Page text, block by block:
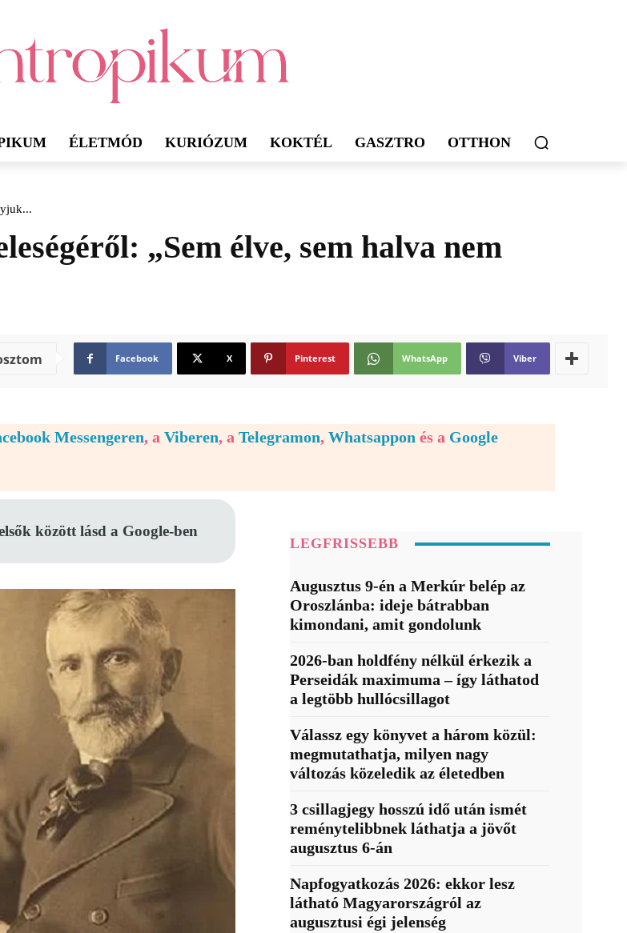
ÉLETMÓD KURIÓZUM KOKTÉL GASZTRO OTTHON
„Sem élve, sem halva nem
Facebook X Pinterest WhatsApp Viber
Messengeren, a Viberen, a Telegramon, Whatsappon és a Google
között lásd a Google-ben
LEGFRISSEBB
Augusztus 9-én a Merkúr belép az
Oroszlánba: ideje bátrabban
kimondani, amit gondolunk
2026-ban holdfény nélkül érkezik a
Perseidák maximuma – így láthatod
a legtöbb hullócsillagot
Válassz egy könyvet a három közül:
megmutathatja, milyen nagy
változás közeledik az életedben
3 csillagjegy hosszú idő után ismét
reménytelibbnek láthatja a jövőt
augusztus 6-án
Napfogyatkozás 2026: ekkor lesz
látható Magyarországról az
augusztusi égi jelenség